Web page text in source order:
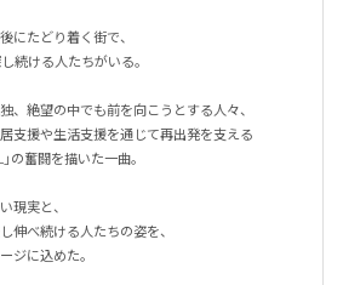
にたどり着く街で、
続ける人たちがいる。
、絶望の中でも前を向こうとする人々、
支援や生活支援を通じて再出発を支える
の奮闘を描いた一曲。
現実と、
伸べ続ける人たちの姿を、
ジに込めた。